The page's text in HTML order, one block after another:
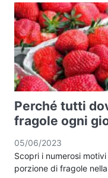
Perché tutti
fragole ogni
05/06/2023
Scopri i numerosi
porzione di fragole